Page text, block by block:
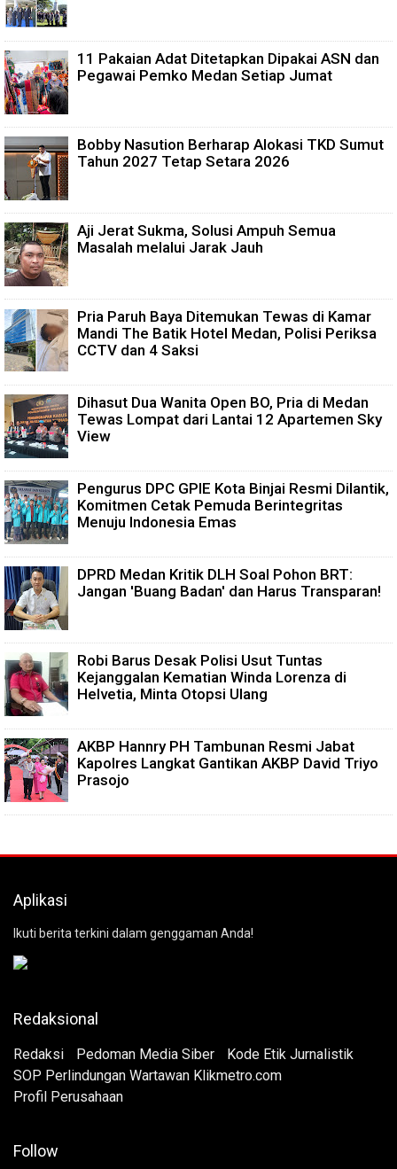
11 Pakaian Adat Ditetapkan Dipakai ASN dan
Pegawai Pemko Medan Setiap Jumat
Bobby Nasution Berharap Alokasi TKD Sumut
Tahun 2027 Tetap Setara 2026
Aji Jerat Sukma, Solusi Ampuh Semua
Masalah melalui Jarak Jauh
Pria Paruh Baya Ditemukan Tewas di Kamar
Mandi The Batik Hotel Medan, Polisi Periksa
CCTV dan 4 Saksi
Dihasut Dua Wanita Open BO, Pria di Medan
Tewas Lompat dari Lantai 12 Apartemen Sky
View
Pengurus DPC GPIE Kota Binjai Resmi Dilantik,
Komitmen Cetak Pemuda Berintegritas
Menuju Indonesia Emas
DPRD Medan Kritik DLH Soal Pohon BRT:
Jangan 'Buang Badan' dan Harus Transparan!
Robi Barus Desak Polisi Usut Tuntas
Kejanggalan Kematian Winda Lorenza di
Helvetia, Minta Otopsi Ulang
AKBP Hannry PH Tambunan Resmi Jabat
Kapolres Langkat Gantikan AKBP David Triyo
Prasojo
Aplikasi
Ikuti berita terkini dalam genggaman Anda!
Redaksional
Redaksi Pedoman Media Siber
Kode Etik Jurnalistik
SOP Perlindungan Wartawan Klikmetro.com
Profil Perusahaan
Follow